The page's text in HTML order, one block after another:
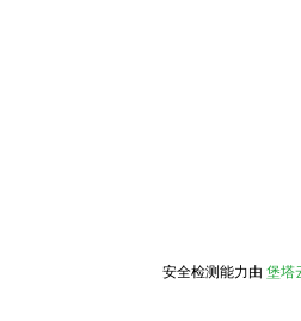
安全检测能力由 堡塔